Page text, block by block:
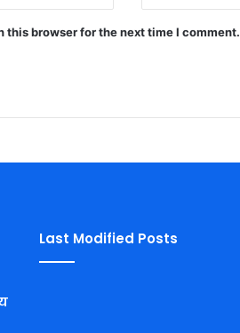
this browser for the next time I comment.
Last Modified Posts